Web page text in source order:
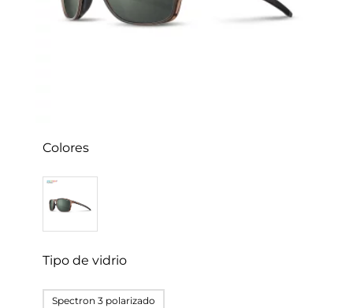
Colores
Tipo de vidrio
Spectron 3 polarizado